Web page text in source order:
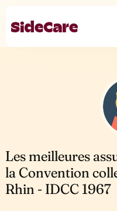
Les meilleures
la Convention
Rhin - IDCC 1967